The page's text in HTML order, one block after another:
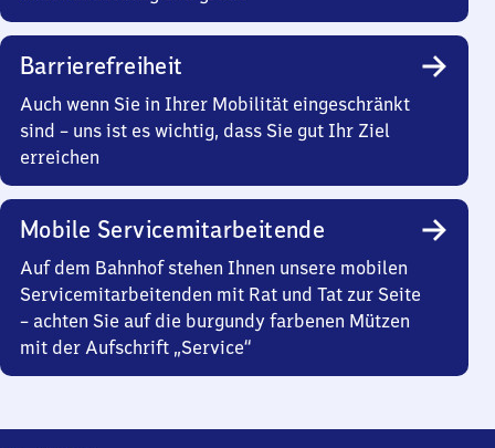
Barrierefreiheit
Auch wenn Sie in Ihrer Mobilität eingeschränkt
sind – uns ist es wichtig, dass Sie gut Ihr Ziel
erreichen
Mobile Servicemitarbeitende
Auf dem Bahnhof stehen Ihnen unsere mobilen
Servicemitarbeitenden mit Rat und Tat zur Seite
– achten Sie auf die burgundy farbenen Mützen
mit der Aufschrift „Service“